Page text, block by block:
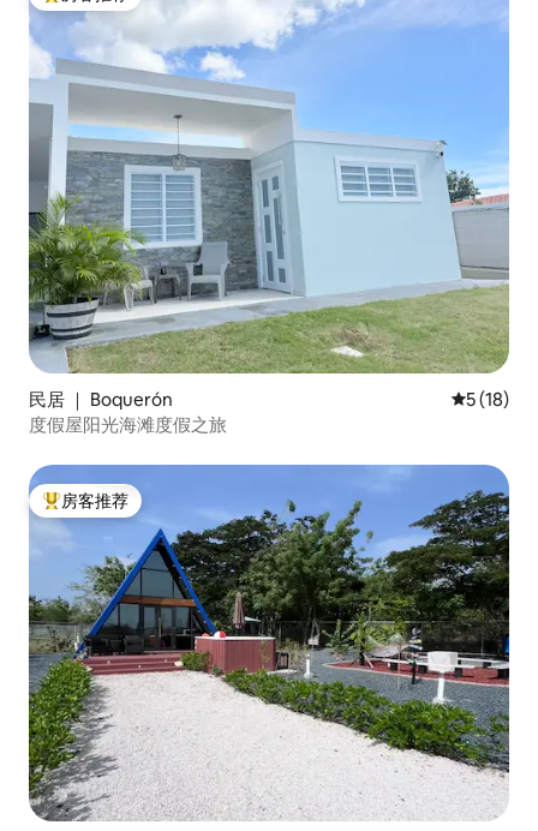
民居 ｜ Boquerón 平均评分
5 (18)
度假屋阳光海滩度假之旅
热门「房客推荐」
房客推荐